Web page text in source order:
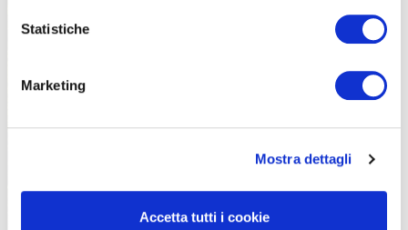
Statistiche
Marketing
Mostra dettagli
Accetta tutti i cookie